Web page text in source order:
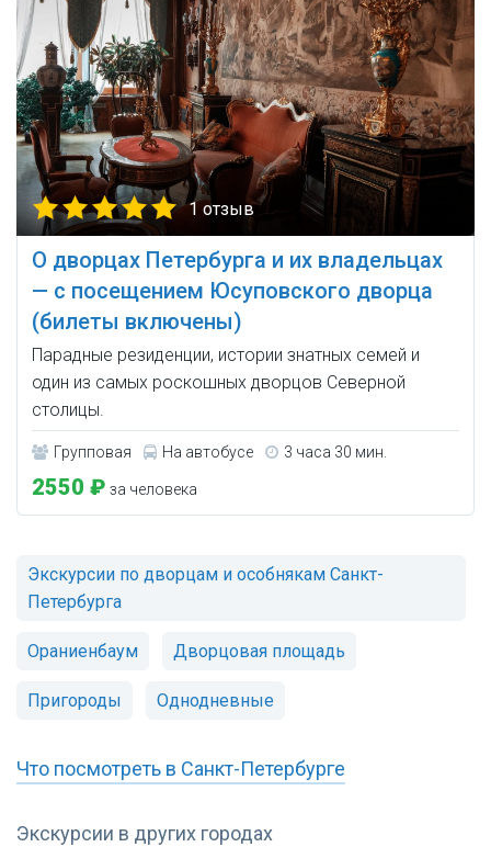
Экскурсии в других городах
1 отзыв
О дворцах Петербурга и их владельцах
— с посещением Юсуповского дворца
(билеты включены)
Парадные резиденции, истории знатных семей и
один из самых роскошных дворцов Северной
столицы.
Групповая На автобусе 3 часа 30 мин.
2550 ₽ за человека
Экскурсии по дворцам и особнякам Санкт-
Петербурга
Ораниенбаум Дворцовая площадь
Пригороды Однодневные
Что посмотреть в Санкт-Петербурге